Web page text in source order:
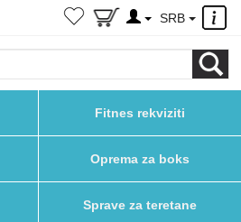
×
SRB
Fitnes rekviziti
Oprema za boks
Sprave za teretane